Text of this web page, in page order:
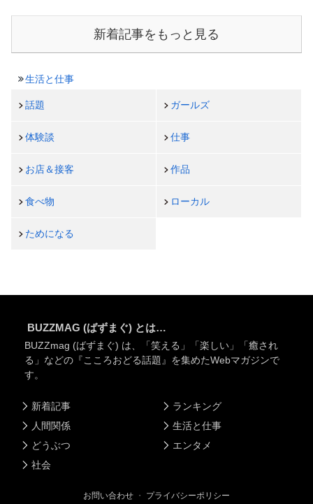
新着記事をもっと見る
生活と仕事
話題 ガールズ
体験談 仕事
お店＆接客 作品
食べ物 ローカル
ためになる
BUZZMAG (ばずまぐ) とは…
BUZZmag (ばずまぐ) は、「笑える」「楽しい」「癒され
る」などの『こころおどる話題』を集めたWebマガジンで
す。
新着記事
人間関係
どうぶつ
社会
ランキング
生活と仕事
エンタメ
お問い合わせ ・ プライバシーポリシー